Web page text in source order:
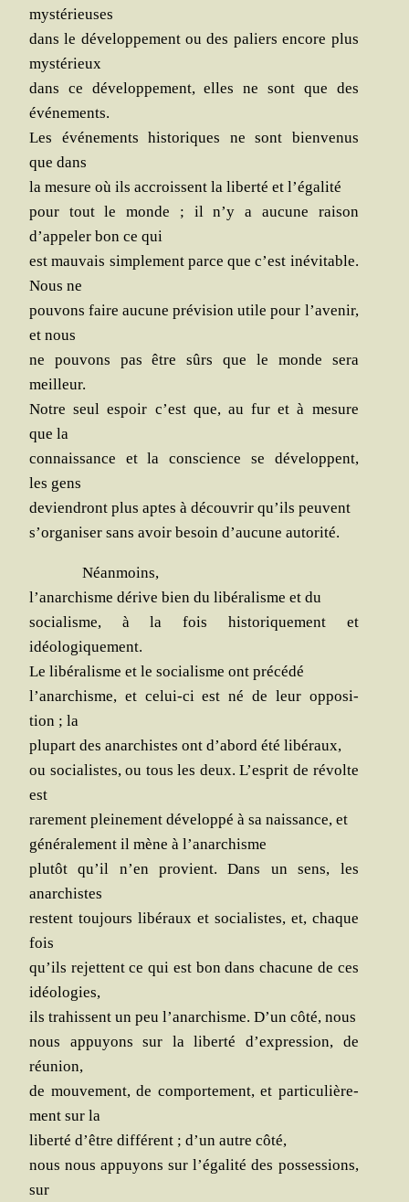
mystérieuses
dans le déve­lop­pe­ment ou des paliers encore plus
mystérieux
dans ce déve­lop­pe­ment, elles ne sont que des
événements.
Les évé­ne­ments his­to­riques ne sont bien­ve­nus
que dans
la mesure où ils accroissent la liber­té et l’égalité
pour tout le monde ; il n’y a aucune rai­son
d’appeler bon ce qui
est mau­vais sim­ple­ment parce que c’est inévi­table.
Nous ne
pou­vons faire aucune pré­vi­sion utile pour l’avenir,
et nous
ne pou­vons pas être sûrs que le monde sera
meilleur.
Notre seul espoir c’est que, au fur et à mesure
que la
connais­sance et la conscience se déve­loppent,
les gens
devien­dront plus aptes à décou­vrir qu’ils peuvent
s’organiser sans avoir besoin d’aucune autorité.
Néan­moins,
l’anarchisme dérive bien du libé­ra­lisme et du
socia­lisme, à la fois his­to­ri­que­ment et
idéologiquement.
Le libé­ra­lisme et le socia­lisme ont précédé
l’anarchisme, et celui-ci est né de leur oppo­si­
tion ; la
plu­part des anar­chistes ont d’abord été libéraux,
ou socia­listes, ou tous les deux. L’esprit de révolte
est
rare­ment plei­ne­ment déve­lop­pé à sa nais­sance, et
géné­ra­le­ment il mène à l’anarchisme
plu­tôt qu’il n’en pro­vient. Dans un sens, les
anarchistes
res­tent tou­jours libé­raux et socia­listes, et, chaque
fois
qu’ils rejettent ce qui est bon dans cha­cune de ces
idéologies,
ils tra­hissent un peu l’anarchisme. D’un côté, nous
nous appuyons sur la liber­té d’expression, de
réunion,
de mou­ve­ment, de com­por­te­ment, et par­ti­cu­liè­re­
ment sur la
liber­té d’être dif­fé­rent ; d’un autre côté,
nous nous appuyons sur l’égalité des pos­ses­sions,
sur